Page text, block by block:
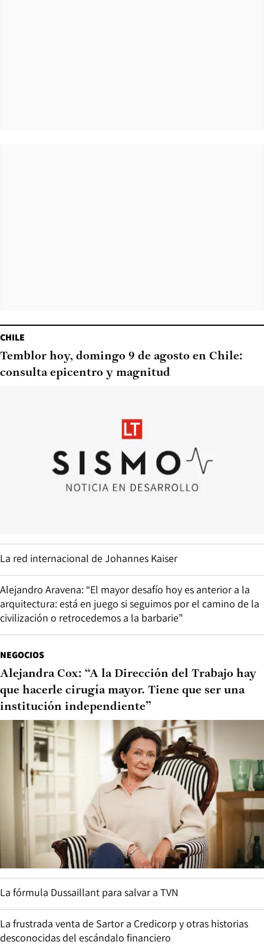
CHILE
Temblor hoy, domingo 9 de agosto en Chile:
consulta epicentro y magnitud
La red internacional de Johannes Kaiser
Alejandro Aravena: “El mayor desafío hoy es anterior a la
arquitectura: está en juego si seguimos por el camino de la
civilización o retrocedemos a la barbarie”
NEGOCIOS
Alejandra Cox: “A la Dirección del Trabajo hay
que hacerle cirugía mayor. Tiene que ser una
institución independiente”
La fórmula Dussaillant para salvar a TVN
La frustrada venta de Sartor a Credicorp y otras historias
desconocidas del escándalo financiero